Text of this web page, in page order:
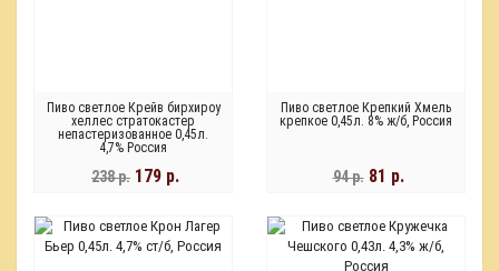
Пиво светлое Крейв бирхироу
хеллес стратокастер
непастеризованное 0,45л.
4,7% Россия
238 р. 179 р.
Пиво светлое Крепкий Хмель
крепкое 0,45л. 8% ж/б, Россия
94 р. 81 р.